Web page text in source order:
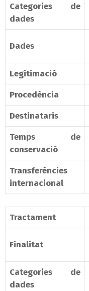
Categories de
dades
Dades
Legitimació
Procedència
Destinataris
Temps de
conservació
Transferències
internacional
Tractament
Finalitat
Categories de
dades